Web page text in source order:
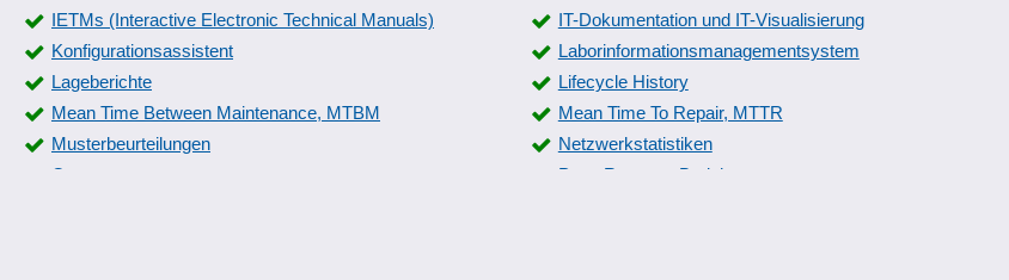
IETMs (Interactive Electronic Technical Manuals)
IT-Dokumentation und IT-Visualisierung
Konfigurationsassistent
Laborinformationsmanagementsystem
Lageberichte
Lifecycle History
Mean Time Between Maintenance, MTBM
Mean Time To Repair, MTTR
Musterbeurteilungen
Netzwerkstatistiken
Outputmanagement
Pace Revenue Berichte